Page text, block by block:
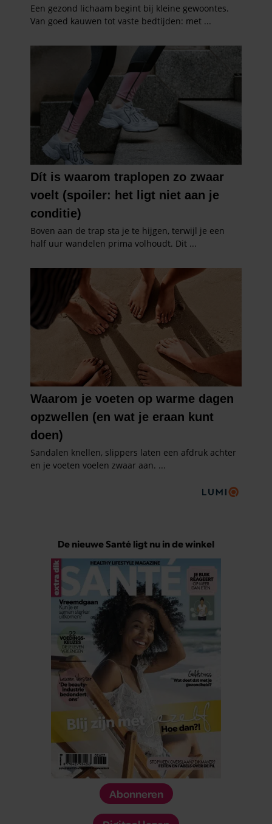
De nieuwe Santé ligt nu in de winkel
Abonneren